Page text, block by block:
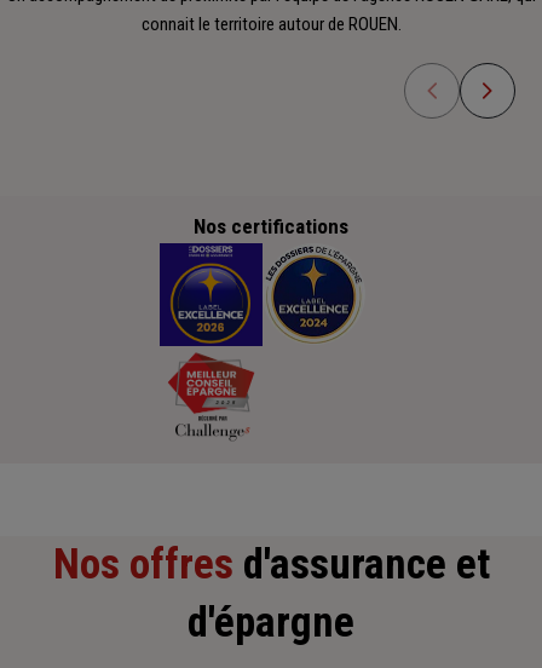
connait le territoire autour de ROUEN.
Nos certifications
Nos offres d'assurance et
d'épargne